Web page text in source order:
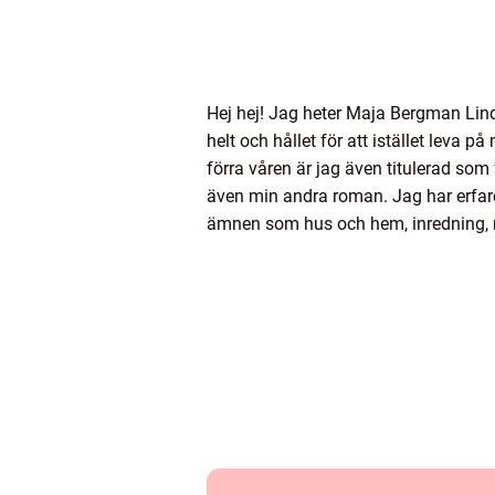
Hej hej! Jag heter Maja Bergman
helt och hållet för att istället leva på
förra våren är jag även titulerad
även min andra roman. Jag har
ämnen som hus och hem,